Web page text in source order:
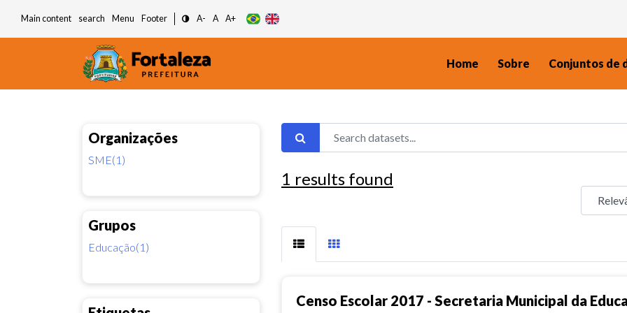
Main content search Menu Footer A- A A+
Home Sobre Conjuntos de
Organizações
SME(1)
Grupos
Educação(1)
1 results found
Censo Escolar 2017 - Secretaria Municipal da